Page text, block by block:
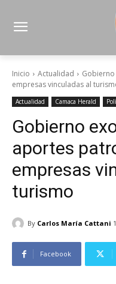
Inicio Actualidad
empresas vinculadas al
Actualidad Camaca Herald
Gobierno
aportes
empresas
turismo
By Carlos María Cattani
Facebook